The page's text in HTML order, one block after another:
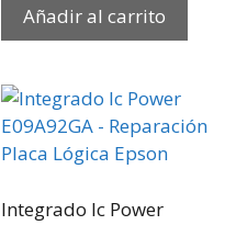
Añadir al carrito
Integrado Ic Power